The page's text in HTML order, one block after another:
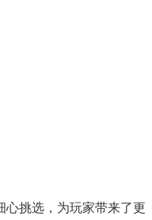
挑选，为玩家带来了更